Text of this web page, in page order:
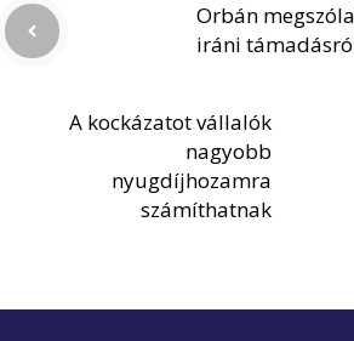
Orbán
iráni
A kockázatot vállalók
nagyobb
nyugdíjhozamra
számíthatnak